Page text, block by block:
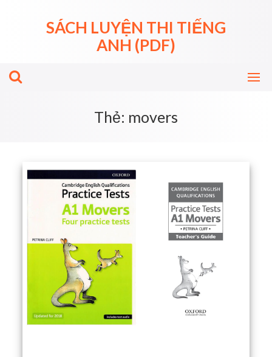
SÁCH LUYỆN THI TIẾNG
ANH (PDF)
Thẻ: movers